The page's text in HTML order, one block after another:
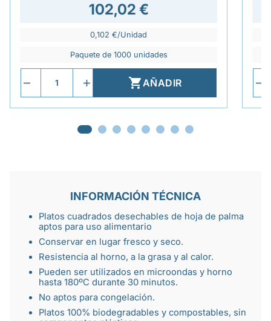
102,02 €
0,102 €/Unidad
Paquete de 1000 unidades
AÑADIR
INFORMACIÓN TÉCNICA
Platos cuadrados desechables de hoja de palma
aptos para uso alimentario
Conservar en lugar fresco y seco.
Resistencia al horno, a la grasa y al calor.
Pueden ser utilizados en microondas y horno
hasta 180ºC durante 30 minutos.
No aptos para congelación.
Platos 100% biodegradables y compostables, sin